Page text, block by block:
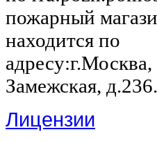
пожарный
находится по
адресу:г.Москва,
Замежская,
Лицензии